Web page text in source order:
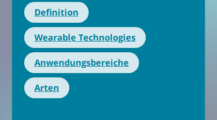
Definition
Wearable Technologies
Anwendungsbereiche
Arten